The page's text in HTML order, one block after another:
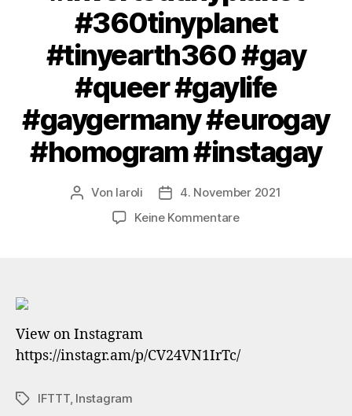
#360tinyplanet
#tinyearth360 #gay
#queer #gaylife
#gaygermany #eurogay
#homogram #instagay
Beitragsautor
Von laroli Veröffentlichungsdatum
4. November 2021
Keine Kommentarezu
#gelangweilt
View on Instagram
https://instagr.am/p/CV24VN1IrTc/
Schlagwörter
IFTTT, Instagram